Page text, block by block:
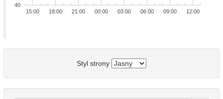
15:00 18:00 21:00 00:00 03:00 06:00 09:00 12:00
40
Styl strony